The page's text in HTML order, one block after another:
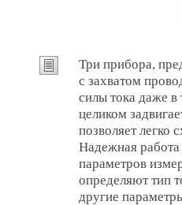
Три прибора,
с захватом
силы тока даже
целиком
позволяет легко
Надежная работа
параметров
определяют тип
другие